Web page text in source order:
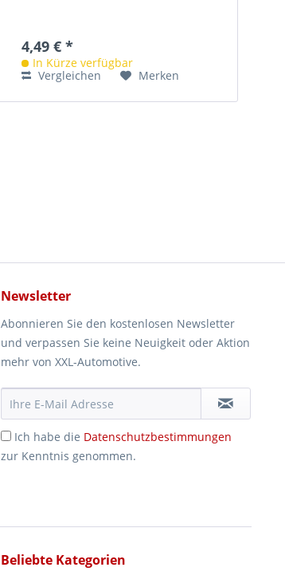
4,49 € *
In Kürze verfügbar
Vergleichen
Merken
Newsletter
Abonnieren Sie den kostenlosen Newsletter
und verpassen Sie keine Neuigkeit oder Aktion
mehr von XXL-Automotive.
Ich habe die Datenschutzbestimmungen
zur Kenntnis genommen.
Beliebte Kategorien